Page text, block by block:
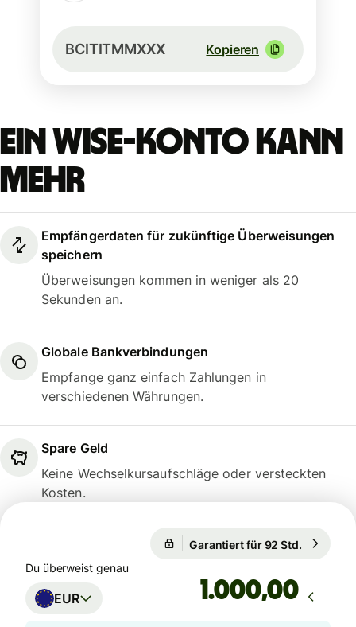
BCITITMMXXX Kopieren
Ein Wise-Konto kann
mehr
Empfängerdaten für zukünftige Überweisungen
speichern
Überweisungen kommen in weniger als 20
Sekunden an.
Globale Bankverbindungen
Empfange ganz einfach Zahlungen in
verschiedenen Währungen.
Spare Geld
Keine Wechselkursaufschläge oder versteckten
Kosten.
Garantiert für 92 Std.
Du überweist genau
EUR ,00